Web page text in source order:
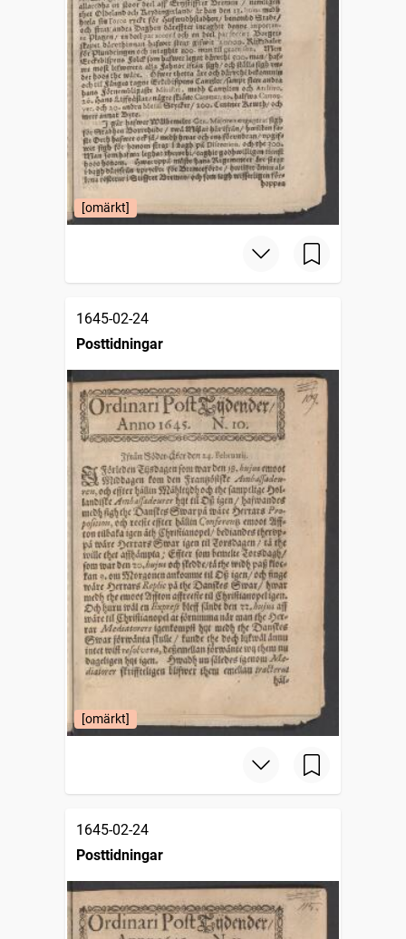
[omärkt]
1645-02-24
Posttidningar
[omärkt]
1645-02-24
Posttidningar